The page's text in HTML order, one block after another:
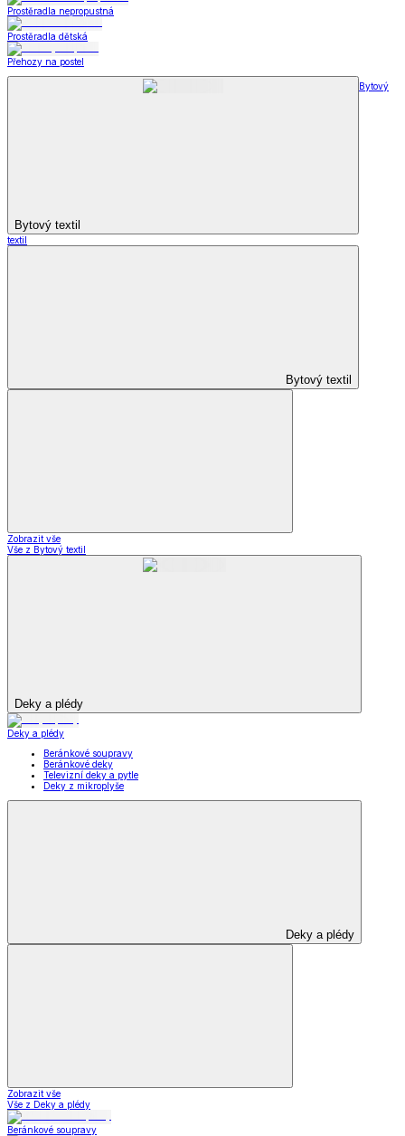
Prostěradla nepropustná
Prostěradla dětská
Přehozy na postel
Bytový textil
Bytový
textil
Bytový textil
Zobrazit vše
Vše z Bytový textil
Deky a plédy
Deky a plédy
Beránkové soupravy
Beránkové deky
Televizní deky a pytle
Deky z mikroplyše
Deky a plédy
Zobrazit vše
Vše z Deky a plédy
Beránkové soupravy